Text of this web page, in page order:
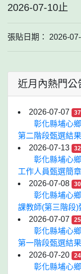
2026-07-10
張貼日期： 2026-
近月內熱門公
2026-07-07 37
彰化縣埔心
第二階段甄選結
2026-07-13
32
彰化縣埔心
工作人員甄選簡
2026-07-08
30
彰化縣埔心
課教師(第三階段)
2026-07-07
25
彰化縣埔心
第一階段甄選結
2026-07-20
24
彰化縣埔心